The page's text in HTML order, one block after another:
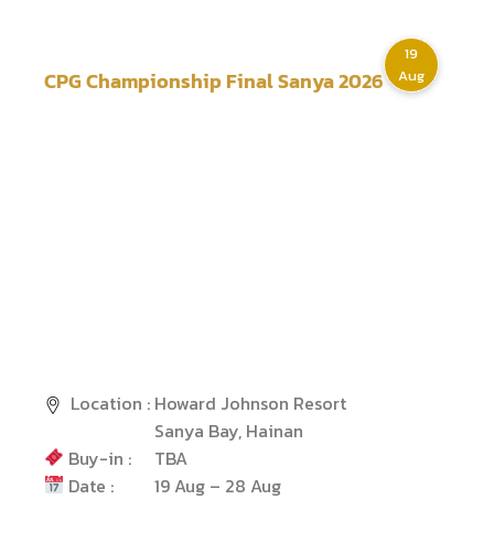
19
Aug
CPG Championship Final Sanya 2026
Location : Howard Johnson Resort
Sanya Bay, Hainan
Buy-in :
TBA
Date :
19 Aug – 28 Aug